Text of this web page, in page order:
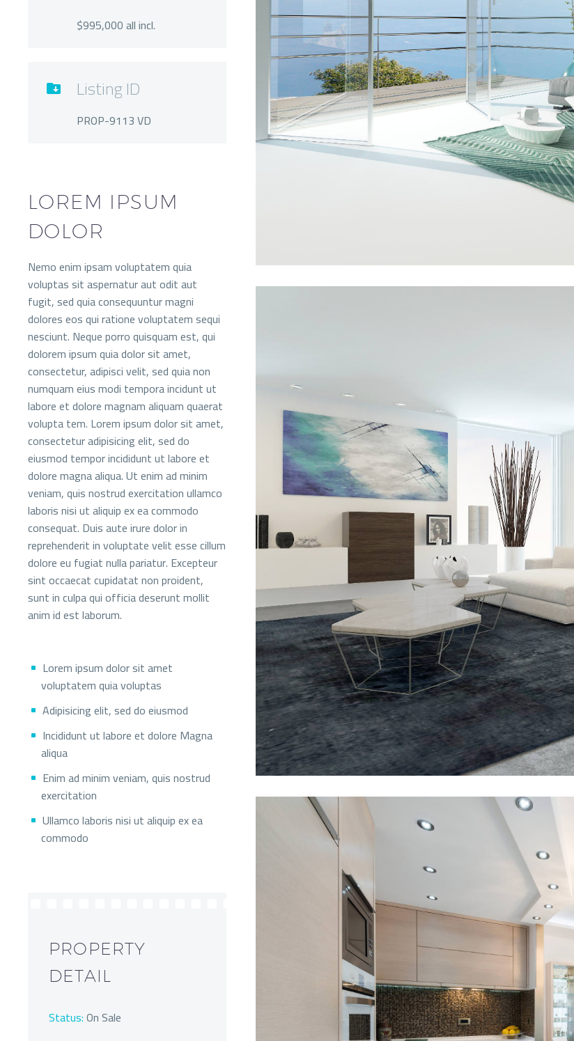
$995,000 all incl.
 Listing ID
PROP-9113 VD
LOREM IPSUM
DOLOR
Nemo enim ipsam voluptatem quia
voluptas sit aspernatur aut odit aut
fugit, sed quia consequuntur magni
dolores eos qui ratione voluptatem sequi
nesciunt. Neque porro quisquam est, qui
dolorem ipsum quia dolor sit amet,
consectetur, adipisci velit, sed quia non
numquam eius modi tempora incidunt ut
labore et dolore magnam aliquam quaerat
volupta tem. Lorem ipsum dolor sit amet,
consectetur adipisicing elit, sed do
eiusmod tempor incididunt ut labore et
dolore magna aliqua. Ut enim ad minim
veniam, quis nostrud exercitation ullamco
laboris nisi ut aliquip ex ea commodo
consequat. Duis aute irure dolor in
reprehenderit in voluptate velit esse cillum
dolore eu fugiat nulla pariatur. Excepteur
sint occaecat cupidatat non proident,
sunt in culpa qui officia deserunt mollit
anim id est laborum.
Lorem ipsum dolor sit amet
voluptatem quia voluptas
Adipisicing elit, sed do eiusmod
Incididunt ut labore et dolore Magna
aliqua
Enim ad minim veniam, quis nostrud
exercitation
Ullamco laboris nisi ut aliquip ex ea
commodo
PROPERTY
DETAIL
Status:On Sale